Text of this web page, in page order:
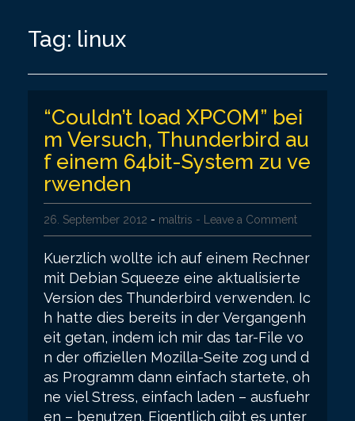
Tag: linux
“Couldn’t load XPCOM” bei
m Versuch, Thunderbird au
f einem 64bit-System zu ve
rwenden
26. September 2012 - maltris - Leave a Comment
Kuerzlich wollte ich auf einem Rechner
mit Debian Squeeze eine aktualisierte
Version des Thunderbird verwenden. Ic
h hatte dies bereits in der Vergangenh
eit getan, indem ich mir das tar-File vo
n der offiziellen Mozilla-Seite zog und d
as Programm dann einfach startete, oh
ne viel Stress, einfach laden – ausfuehr
en – benutzen. Eigentlich gibt es unter